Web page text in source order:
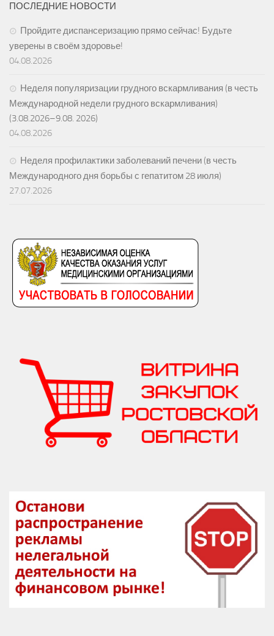
ПОСЛЕДНИЕ НОВОСТИ
Пройдите диспансеризацию прямо сейчас! Будьте
уверены в своём здоровье!
04.08.2026
Неделя популяризации грудного вскармливания (в честь
Международной недели грудного вскармливания)
(3.08.2026–9.08. 2026)
04.08.2026
Неделя профилактики заболеваний печени (в честь
Международного дня борьбы с гепатитом 28 июля)
27.07.2026